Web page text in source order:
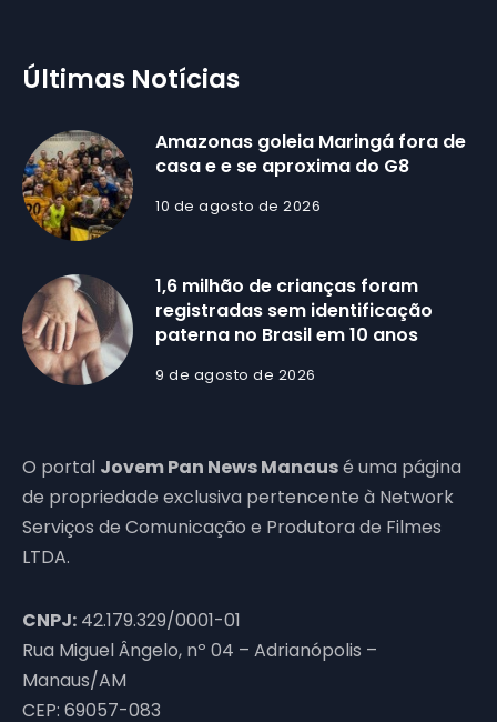
Últimas Notícias
Amazonas goleia Maringá fora de
casa e e se aproxima do G8
10 de agosto de 2026
1,6 milhão de crianças foram
registradas sem identificação
paterna no Brasil em 10 anos
9 de agosto de 2026
O portal Jovem Pan News Manausé uma página
de propriedade exclusiva pertencente à Network
Serviços de Comunicação e Produtora de Filmes
LTDA.
CNPJ: 42.179.329/0001-01
Rua Miguel Ângelo, nº 04 – Adrianópolis –
Manaus/AM
CEP: 69057-083